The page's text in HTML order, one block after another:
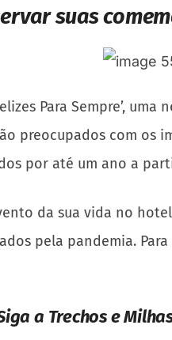
suas
Para Sempre’,
preocupados com
por até um ano a
da sua vida no
​​pela pandemia.
a Trechos e